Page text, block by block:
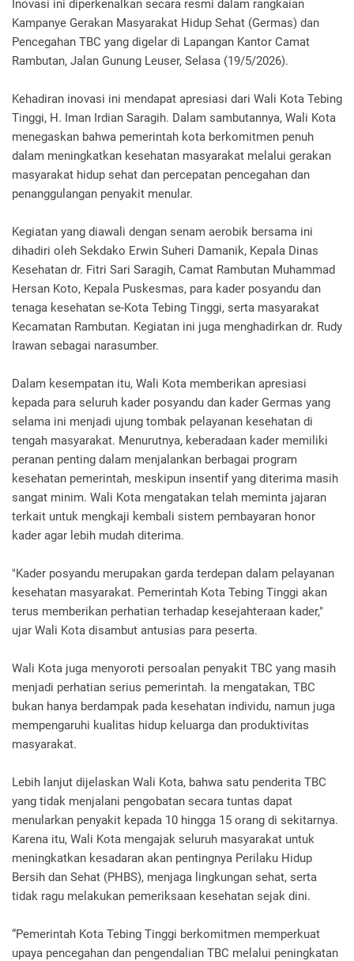
Inovasi ini diperkenalkan secara resmi dalam rangkaian
Kampanye Gerakan Masyarakat Hidup Sehat (Germas) dan
Pencegahan TBC yang digelar di Lapangan Kantor Camat
Rambutan, Jalan Gunung Leuser, Selasa (19/5/2026).
Kehadiran inovasi ini mendapat apresiasi dari Wali Kota Tebing
Tinggi, H. Iman Irdian Saragih. Dalam sambutannya, Wali Kota
menegaskan bahwa pemerintah kota berkomitmen penuh
dalam meningkatkan kesehatan masyarakat melalui gerakan
masyarakat hidup sehat dan percepatan pencegahan dan
penanggulangan penyakit menular.
Kegiatan yang diawali dengan senam aerobik bersama ini
dihadiri oleh Sekdako Erwin Suheri Damanik, Kepala Dinas
Kesehatan dr. Fitri Sari Saragih, Camat Rambutan Muhammad
Hersan Koto, Kepala Puskesmas, para kader posyandu dan
tenaga kesehatan se-Kota Tebing Tinggi, serta masyarakat
Kecamatan Rambutan. Kegiatan ini juga menghadirkan dr. Rudy
Irawan sebagai narasumber.
Dalam kesempatan itu, Wali Kota memberikan apresiasi
kepada para seluruh kader posyandu dan kader Germas yang
selama ini menjadi ujung tombak pelayanan kesehatan di
tengah masyarakat. Menurutnya, keberadaan kader memiliki
peranan penting dalam menjalankan berbagai program
kesehatan pemerintah, meskipun insentif yang diterima masih
sangat minim. Wali Kota mengatakan telah meminta jajaran
terkait untuk mengkaji kembali sistem pembayaran honor
kader agar lebih mudah diterima.
"Kader posyandu merupakan garda terdepan dalam pelayanan
kesehatan masyarakat. Pemerintah Kota Tebing Tinggi akan
terus memberikan perhatian terhadap kesejahteraan kader,"
ujar Wali Kota disambut antusias para peserta.
Wali Kota juga menyoroti persoalan penyakit TBC yang masih
menjadi perhatian serius pemerintah. Ia mengatakan, TBC
bukan hanya berdampak pada kesehatan individu, namun juga
mempengaruhi kualitas hidup keluarga dan produktivitas
masyarakat.
Lebih lanjut dijelaskan Wali Kota, bahwa satu penderita TBC
yang tidak menjalani pengobatan secara tuntas dapat
menularkan penyakit kepada 10 hingga 15 orang di sekitarnya.
Karena itu, Wali Kota mengajak seluruh masyarakat untuk
meningkatkan kesadaran akan pentingnya Perilaku Hidup
Bersih dan Sehat (PHBS), menjaga lingkungan sehat, serta
tidak ragu melakukan pemeriksaan kesehatan sejak dini.
“Pemerintah Kota Tebing Tinggi berkomitmen memperkuat
upaya pencegahan dan pengendalian TBC melalui peningkatan